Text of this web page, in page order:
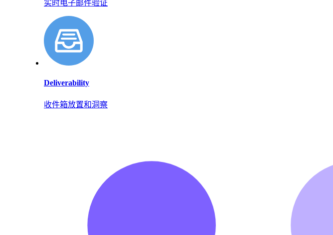
实时电子邮件验证
Deliverability
收件箱放置和洞察